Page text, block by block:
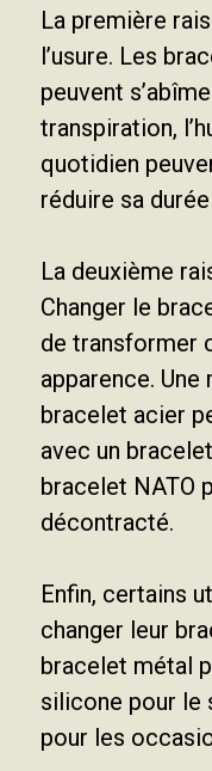
La première
l’usure. Les
peuvent
transpiration,
quotidien
réduire sa
La deuxième
Changer le
de transformer
apparence.
bracelet acier
avec un
bracelet NATO
décontracté.
Enfin, certains
changer leur
bracelet métal
silicone pour le
pour les